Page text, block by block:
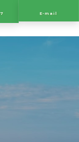
E-mail